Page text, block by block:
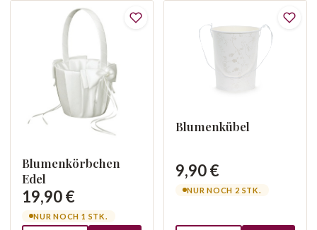
Blumenkörbchen
Edel
19,90 €
NUR NOCH 1 STK.
Blumenkübel
9,90 €
NUR NOCH 2 STK.